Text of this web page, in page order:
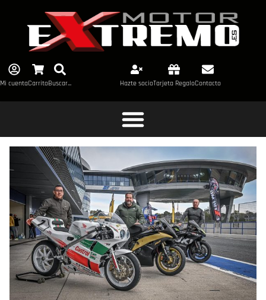
Mi cuentaCarritoBuscar... Hazte socioTarjeta RegaloContacto